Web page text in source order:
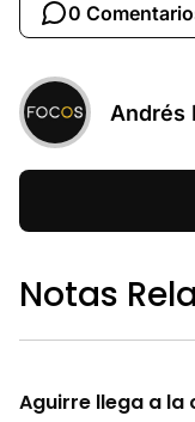
0
Andrés
Notas
Aguirre llega a la